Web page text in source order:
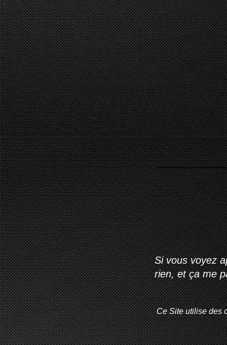
Si vous voyez
rien, et ça me
Ce Site utilise des